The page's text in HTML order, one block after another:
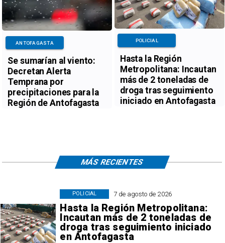
Se sumarían al viento:
Decretan Alerta
Temprana por
precipitaciones para la
Región de Antofagasta
ANTOFAGASTA
Hasta la Región
Metropolitana: Incautan
más de 2 toneladas de
droga tras seguimiento
iniciado en Antofagasta
POLICIAL
7 de agosto de 2026
Hasta la Región Metropolitana:
Incautan más de 2 toneladas de
droga tras seguimiento iniciado
en Antofagasta
POLICIAL
MÁS RECIENTES